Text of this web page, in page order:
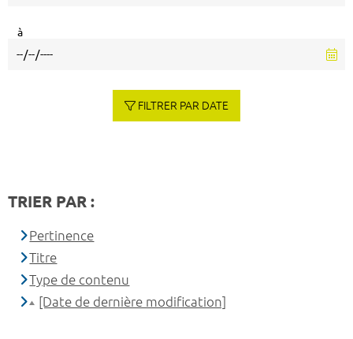
à
FILTRER PAR DATE
TRIER PAR :
Pertinence
Titre
Type de contenu
[Date de dernière modification]